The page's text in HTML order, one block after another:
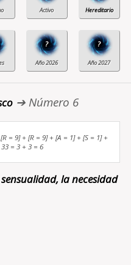
? ?
➔ Número 6
= 9] + [R = 9] + [A = 1] + [S = 1] +
= 3 + 3 = 6
la necesidad